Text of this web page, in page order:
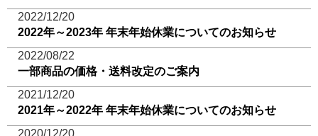
2022/12/20
2022年～2023年 年末年始休業についてのお知らせ
2022/08/22
一部商品の価格・送料改定のご案内
2021/12/20
2021年～2022年 年末年始休業についてのお知らせ
2020/12/20